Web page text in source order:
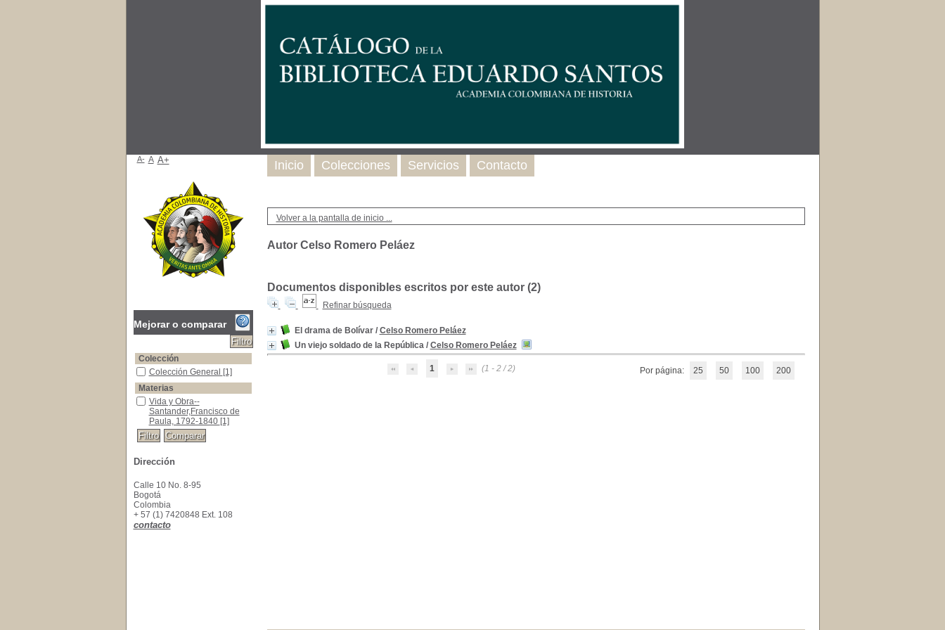
Volver a la pantalla de inicio ...
Autor Celso Romero Peláez
Documentos disponibles escritos por este autor (2)
Refinar búsqueda
El drama de Bolívar / Celso Romero Peláez
Un viejo soldado de la República/ Celso Romero Peláez
1 (1 - 2 / 2) Por página: 25 50 100 200
Inicio Colecciones Servicios Contacto
A- A A+
Mejorar o comparar
Colección
Colección General
Colección General [1]
Materias
Vida y Obra--Santander,Francisco de Paula, 1792-1840
Vida y Obra--
Santander,Francisco de
Paula, 1792-1840 [1]
Dirección
Calle 10 No. 8-95
Bogotá
Colombia
+ 57 (1) 7420848 Ext. 108
contacto